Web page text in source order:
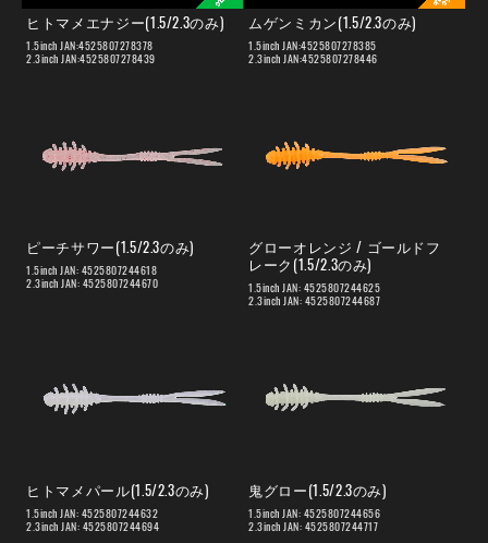
ヒトマメエナジー(1.5/2.3のみ)
1.5inch JAN:4525807278378
2.3inch JAN:4525807278439
ムゲンミカン(1.5/2.3のみ)
1.5inch JAN:4525807278385
2.3inch JAN:4525807278446
ピーチサワー(1.5/2.3のみ)
1.5inch JAN: 4525807244618
2.3inch JAN: 4525807244670
グローオレンジ / ゴールドフ
レーク(1.5/2.3のみ)
1.5inch JAN: 4525807244625
2.3inch JAN: 4525807244687
ヒトマメパール(1.5/2.3のみ)
1.5inch JAN: 4525807244632
2.3inch JAN: 4525807244694
鬼グロー(1.5/2.3のみ)
1.5inch JAN: 4525807244656
2.3inch JAN: 4525807244717